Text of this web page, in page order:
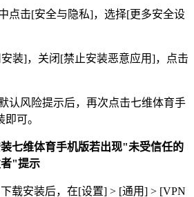
点击[安全与隐私]，选择[更多安全设
装]，关闭[禁止安装恶意应用]，点击
认风险提示后，再次点击七维体育手
可。
七维体育手机版若出现"未受信任的
"提示
载安装后，在[设置] > [通用] > [VPN